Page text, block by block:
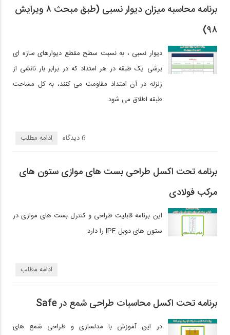
برنامه محاسبه میزان دیوار نسبی (طبق مبحث ۸ ویرایش
۹۸)
دیوار نسبی ، به نسبت سطح مقطع دیوارهای سازه ای
برشی یک طبقه در هر امتداد که در برابر بار نانشی از
زلزله در آن امتداد مقاومت می کنند، به کل مساحت
طبقه اطلاق می شود
ادامه مطلب 6 دیدگاه‌
برنامه تحت اکسل طراحی بست های موازی ستون های
مرکب فولادی
این برنامه قابلیت طراحی و کنترل بست های موازی در
ستون های دوبل IPE را دارد.
ادامه مطلب
برنامه تحت اکسل محاسبات طراحی شمع در Safe
در این آموزش با مدلسازی و طراحی شمع های